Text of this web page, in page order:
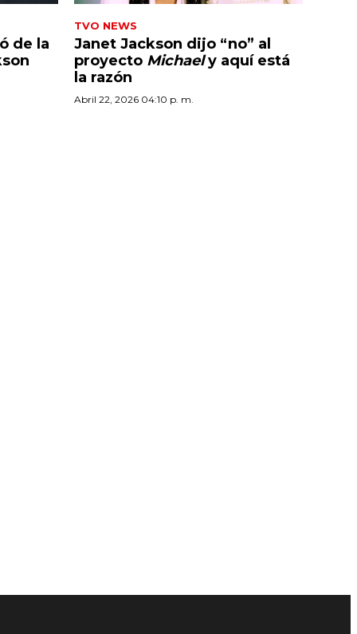
de la
TVO NEWS
Janet Jackson dijo “no” al
proyecto Michaely aquí está
la razón
Abril 22, 2026 04:10 p. m.